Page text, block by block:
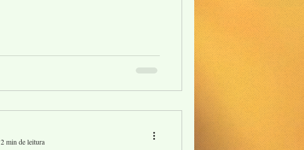
2 min de leitura